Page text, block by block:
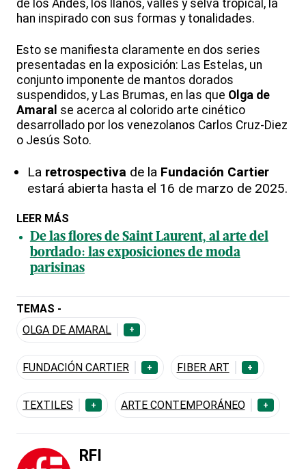
de los Andes, los llanos, valles y selva tropical, la
han inspirado con sus formas y tonalidades.
Esto se manifiesta claramente en dos series
presentadas en la exposición: Las Estelas, un
conjunto imponente de mantos dorados
suspendidos, y Las Brumas, en las que Olga de
Amaral se acerca al colorido arte cinético
desarrollado por los venezolanos Carlos Cruz-Diez
o Jesús Soto.
La retrospectiva de la Fundación Cartier
estará abierta hasta el 16 de marzo de 2025.
LEER MÁS
De las flores de Saint Laurent, al arte del
bordado: las exposiciones de moda
parisinas
TEMAS -
OLGA DE AMARAL
+
FUNDACIÓN CARTIER + FIBER ART +
TEXTILES + ARTE CONTEMPORÁNEO +
RFI